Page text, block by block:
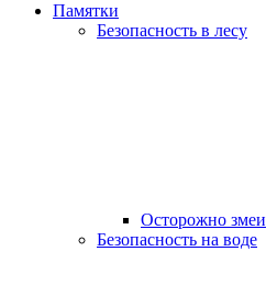
Памятки
Безопасность в лесу
Осторожно змеи
Безопасность на воде